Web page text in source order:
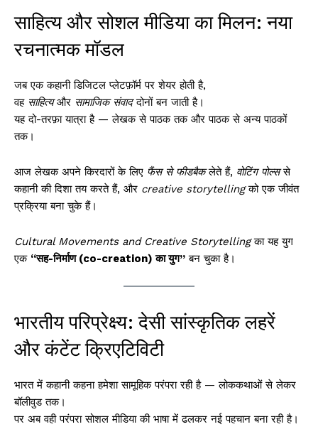
साहित्य और सोशल मीडिया का मिलन: नया
रचनात्मक मॉडल
जब एक कहानी डिजिटल प्लेटफ़ॉर्म पर शेयर होती है,
वह साहित्यऔर सामाजिक संवाददोनों बन जाती है।
यह दो-तरफ़ा यात्रा है — लेखक से पाठक तक और पाठक से अन्य पाठकों
तक।
आज लेखक अपने किरदारों के लिए फैंस से फीडबैकलेते हैं, वोटिंग पोल्ससे
कहानी की दिशा तय करते हैं, और creative storytellingको एक जीवंत
प्रक्रिया बना चुके हैं।
Cultural Movements and Creative Storytellingका यह युग
एक “सह-निर्माण (co-creation) का युग” बन चुका है।
भारतीय परिप्रेक्ष्य: देसी सांस्कृतिक लहरें
और कंटेंट क्रिएटिविटी
भारत में कहानी कहना हमेशा सामूहिक परंपरा रही है — लोककथाओं से लेकर
बॉलीवुड तक।
पर अब वही परंपरा सोशल मीडिया की भाषा में ढलकर नई पहचान बना रही है।